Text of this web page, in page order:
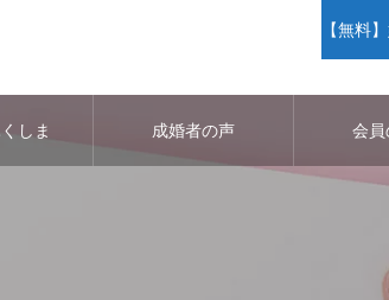
【無料
しま 成婚者の声 会員